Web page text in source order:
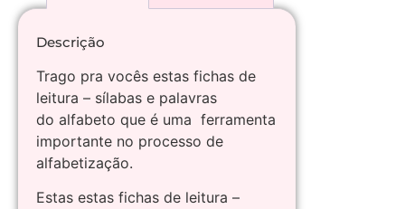
Descrição
Trago pra vocês estas fichas de
leitura – sílabas e palavras
do alfabeto que é uma ferramenta
importante no processo de
alfabetização.
Estas estas fichas de leitura –